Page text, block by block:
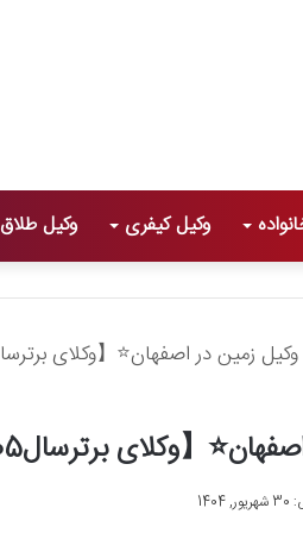
وکیل کیفری وکیل طلاق